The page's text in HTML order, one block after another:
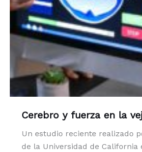
Cerebro y fuerza en la
Un estudio reciente realizado
de la Universidad de California